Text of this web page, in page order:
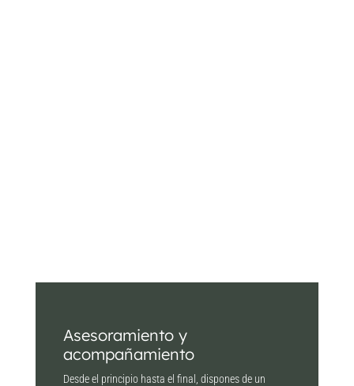
Asesoramiento y
acompañamiento
Desde el principio hasta el final, dispones de un